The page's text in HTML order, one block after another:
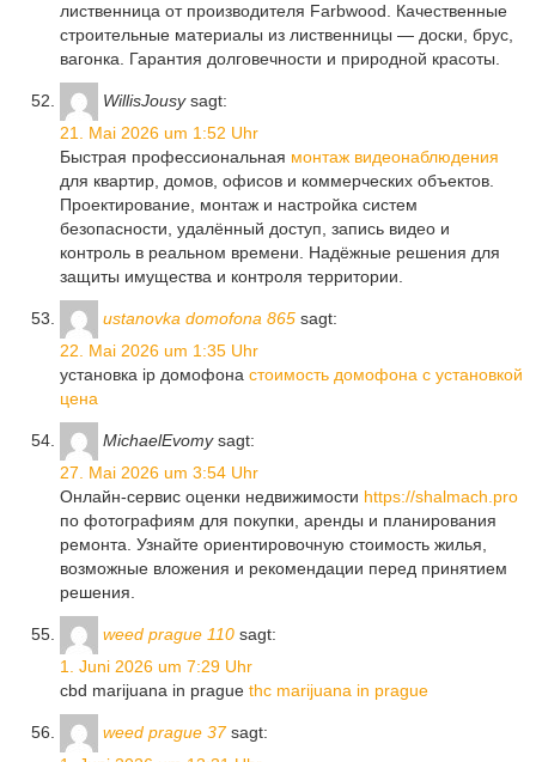
лиственница от производителя Farbwood. Качественные
строительные материалы из лиственницы — доски, брус,
вагонка. Гарантия долговечности и природной красоты.
WillisJousy sagt:
21. Mai 2026 um 1:52 Uhr
Быстрая профессиональная монтаж видеонаблюдения
для квартир, домов, офисов и коммерческих объектов.
Проектирование, монтаж и настройка систем
безопасности, удалённый доступ, запись видео и
контроль в реальном времени. Надёжные решения для
защиты имущества и контроля территории.
ustanovka domofona 865 sagt:
22. Mai 2026 um 1:35 Uhr
установка ip домофона стоимость домофона с установкой
цена
MichaelEvomy sagt:
27. Mai 2026 um 3:54 Uhr
Онлайн-сервис оценки недвижимости https://shalmach.pro
по фотографиям для покупки, аренды и планирования
ремонта. Узнайте ориентировочную стоимость жилья,
возможные вложения и рекомендации перед принятием
решения.
weed prague 110 sagt:
1. Juni 2026 um 7:29 Uhr
cbd marijuana in prague thc marijuana in prague
weed prague 37 sagt: